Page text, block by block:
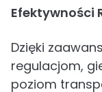
Efektywności
Dzięki
regulacjom,
poziom